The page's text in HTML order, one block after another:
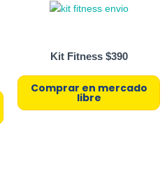
Kit Fitness $390
Comprar en mercado
libre